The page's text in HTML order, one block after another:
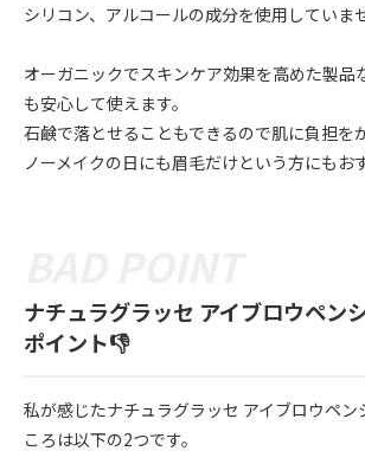
シリコン、アルコールの成分を使用していま
オーガニックでスキンケア効果を高めた製品
も安心して使えます。
石鹸で落とせることもできるので肌に負担を
ノーメイクの日にも眉毛だけという方にもお
ナチュラグラッセ アイブロウペン
ポイント👎
私が感じたナチュラグラッセ アイブロウペン
ころは以下の2つです。